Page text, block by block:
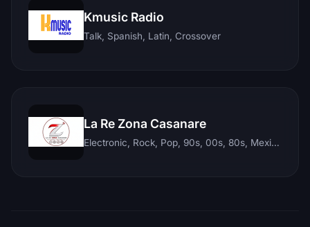
Kmusic Radio
Talk, Spanish, Latin, Crossover
La Re Zona Casanare
Electronic, Rock, Pop, 90s, 00s, 80s, Mexican, Ranchera, Reggaeton, Instrumental, Salsa, Merengue, Tropical, Romantic, Vallenato, Llanera